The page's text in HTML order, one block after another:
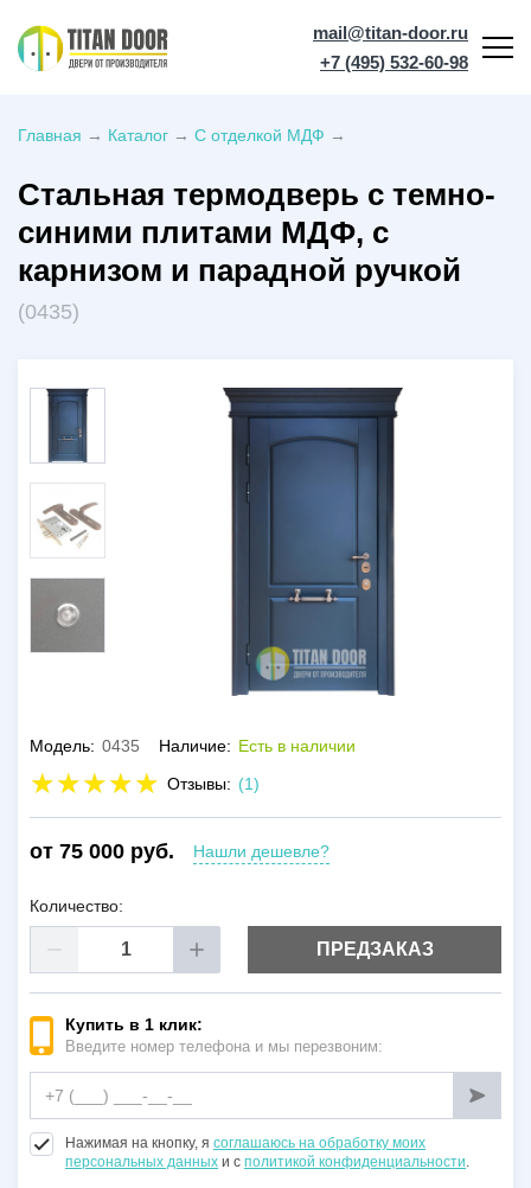
mail@titan-door.ru
+7 (495) 532-60-98
Главная → Каталог → С отделкой МДФ →
Стальная термодверь с темно-
синими плитами МДФ, с
карнизом и парадной ручкой
(0435)
Модель: 0435 Наличие: Есть в наличии
Отзывы: (1)
от 75 000 руб. Нашли дешевле?
Количество:
ПРЕДЗАКАЗ
Купить в 1 клик:
Введите номер телефона и мы перезвоним:
Нажимая на кнопку, я соглашаюсь на обработку моих
персональных данных и с политикой конфиденциальности.